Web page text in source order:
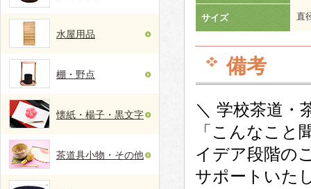
水屋用品
棚・野点
懐紙・楊子・黒文字
茶道具小物・その他
サイズ 直
備考
＼ 学校茶道・
「こんなこ
イデア段階の
サポートいた